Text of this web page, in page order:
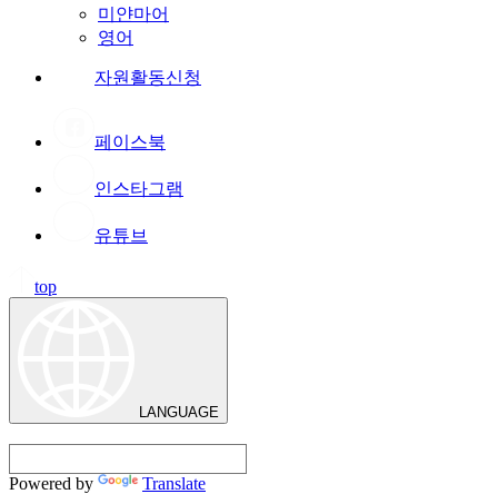
미얀마어
영어
자원활동신청
페이스북
인스타그램
유튜브
top
LANGUAGE
Powered by Translate